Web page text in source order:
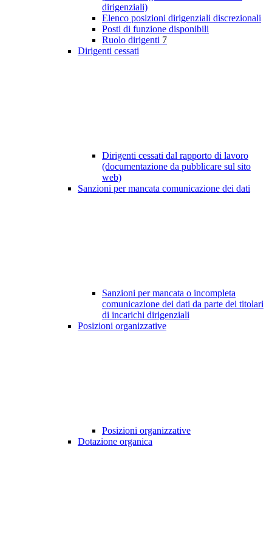
dirigenziali)
Elenco posizioni dirigenziali discrezionali
Posti di funzione disponibili
Ruolo dirigenti 7
Dirigenti cessati
Dirigenti cessati dal rapporto di lavoro
(documentazione da pubblicare sul sito
web)
Sanzioni per mancata comunicazione dei dati
Sanzioni per mancata o incompleta
comunicazione dei dati da parte dei titolari
di incarichi dirigenziali
Posizioni organizzative
Posizioni organizzative
Dotazione organica